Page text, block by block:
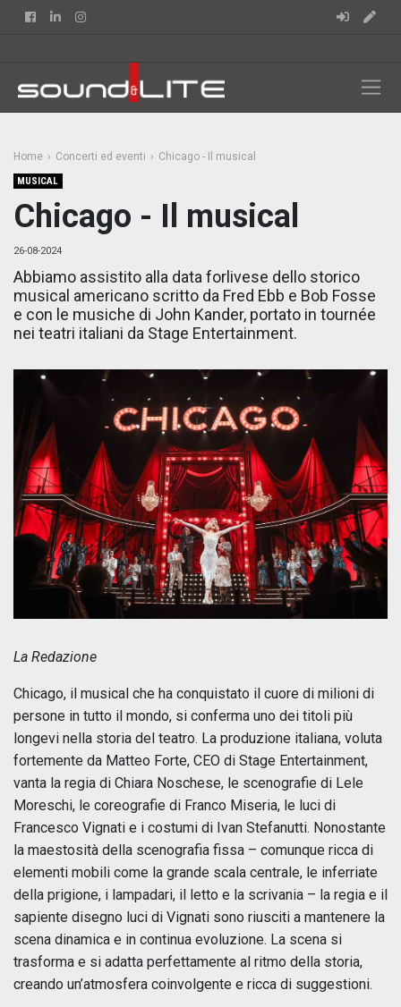
FacebookLinkedin
Home Concerti ed eventi Chicago - Il musical
MUSICAL
Chicago - Il musical
26-08-2024
Abbiamo assistito alla data forlivese dello storico
musical americano scritto da Fred Ebb e Bob Fosse
e con le musiche di John Kander, portato in tournée
nei teatri italiani da Stage Entertainment.
La Redazione
Chicago, il musical che ha conquistato il cuore di milioni di
persone in tutto il mondo, si conferma uno dei titoli più
longevi nella storia del teatro. La produzione italiana, voluta
fortemente da Matteo Forte, CEO di Stage Entertainment,
vanta la regia di Chiara Noschese, le scenografie di Lele
Moreschi, le coreografie di Franco Miseria, le luci di
Francesco Vignati e i costumi di Ivan Stefanutti. Nonostante
la maestosità della scenografia fissa – comunque ricca di
elementi mobili come la grande scala centrale, le inferriate
della prigione, i lampadari, il letto e la scrivania – la regia e il
sapiente disegno luci di Vignati sono riusciti a mantenere la
scena dinamica e in continua evoluzione. La scena si
trasforma e si adatta perfettamente al ritmo della storia,
creando un’atmosfera coinvolgente e ricca di suggestioni.